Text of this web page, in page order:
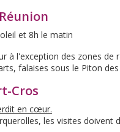
et 8h le matin
à l'exception des zones de
falaises sous le Piton
Cros
en cœur.
les visites doivent